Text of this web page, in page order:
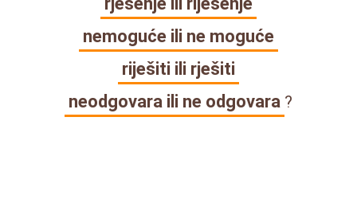
nemoguće ili ne moguće
riješiti ili rješiti
neodgovara ili ne odgovara ?